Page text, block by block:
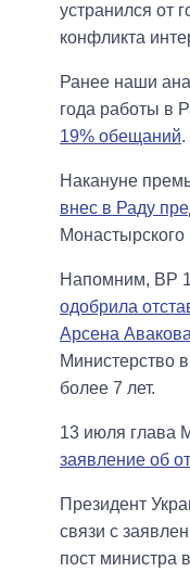
устранился от
конфликта
Ранее наши
года работы в
19% обещаний.
Накануне
внес в Раду
Напомним, ВР
одобрила
Арсена Авакова
Министерство
более 7 лет.
13 июля глава
заявление об
Президент
связи с
пост министра